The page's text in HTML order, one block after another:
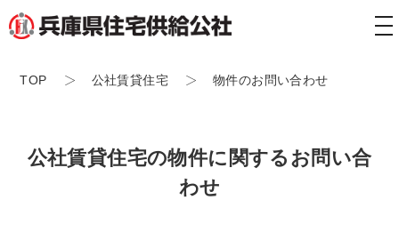
TOP 公社賃貸住宅 物件のお問い合わせ
公社賃貸住宅の物件に関するお問い合
わせ